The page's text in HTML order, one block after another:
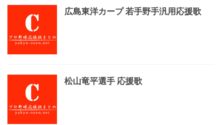
広島東洋カープ 若手野手汎用応援歌
松山竜平選手 応援歌